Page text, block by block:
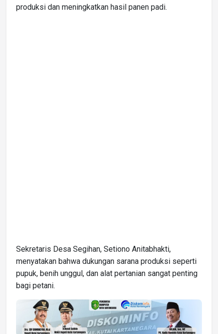
produksi dan meningkatkan hasil panen padi.
Sekretaris Desa Segihan, Setiono Anitabhakti,
menyatakan bahwa dukungan sarana produksi seperti
pupuk, benih unggul, dan alat pertanian sangat penting
bagi petani.